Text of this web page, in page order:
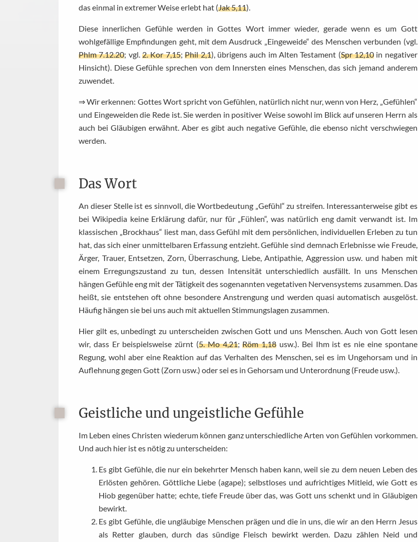
das einmal in extremer Weise erlebt hat (Jak 5,11).
Diese innerlichen Gefühle werden in Gottes Wort immer wieder, gerade wenn es um Gott
wohlgefällige Empfindungen geht, mit dem Ausdruck „Eingeweide“ des Menschen verbunden (vgl.
Phlm 7.12.20; vgl.2. Kor 7,15;Phil 2,1), übrigens auch im Alten Testament (Spr 12,10 in negativer
Hinsicht). Diese Gefühle sprechen von dem Innersten eines Menschen, das sich jemand anderem
zuwendet.
⇒ Wir erkennen: Gottes Wort spricht von Gefühlen, natürlich nicht nur, wenn von Herz, „Gefühlen“
und Eingeweiden die Rede ist. Sie werden in positiver Weise sowohl im Blick auf unseren Herrn als
auch bei Gläubigen erwähnt. Aber es gibt auch negative Gefühle, die ebenso nicht verschwiegen
werden.
Das Wort
An dieser Stelle ist es sinnvoll, die Wortbedeutung „Gefühl“ zu streifen. Interessanterweise gibt es
bei Wikipedia keine Erklärung dafür, nur für „Fühlen“, was natürlich eng damit verwandt ist. Im
klassischen „Brockhaus“ liest man, dass Gefühl mit dem persönlichen, individuellen Erleben zu tun
hat, das sich einer unmittelbaren Erfassung entzieht. Gefühle sind demnach Erlebnisse wie Freude,
Ärger, Trauer, Entsetzen, Zorn, Überraschung, Liebe, Antipathie, Aggression usw. und haben mit
einem Erregungszustand zu tun, dessen Intensität unterschiedlich ausfällt. In uns Menschen
hängen Gefühle eng mit der Tätigkeit des sogenannten vegetativen Nervensystems zusammen. Das
heißt, sie entstehen oft ohne besondere Anstrengung und werden quasi automatisch ausgelöst.
Häufig hängen sie bei uns auch mit aktuellen Stimmungslagen zusammen.
Hier gilt es, unbedingt zu unterscheiden zwischen Gott und uns Menschen. Auch von Gott lesen
wir, dass Er beispielsweise zürnt (5. Mo 4,21;Röm 1,18 usw.). Bei Ihm ist es nie eine spontane
Regung, wohl aber eine Reaktion auf das Verhalten des Menschen, sei es im Ungehorsam und in
Auflehnung gegen Gott (Zorn usw.) oder sei es in Gehorsam und Unterordnung (Freude usw.).
Geistliche und ungeistliche Gefühle
Im Leben eines Christen wiederum können ganz unterschiedliche Arten von Gefühlen vorkommen.
Und auch hier ist es nötig zu unterscheiden:
Es gibt Gefühle, die nur ein bekehrter Mensch haben kann, weil sie zu dem neuen Leben des
Erlösten gehören. Göttliche Liebe (agape); selbstloses und aufrichtiges Mitleid, wie Gott es
Hiob gegenüber hatte; echte, tiefe Freude über das, was Gott uns schenkt und in Gläubigen
bewirkt.
Es gibt Gefühle, die ungläubige Menschen prägen und die in uns, die wir an den Herrn Jesus
als Retter glauben, durch das sündige Fleisch bewirkt werden. Dazu zählen Neid und